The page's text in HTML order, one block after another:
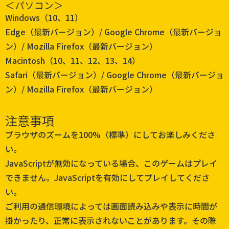
＜パソコン＞
Windows（10、11）
Edge（最新バージョン）/ Google Chrome（最新バージョ
ン）/ Mozilla Firefox（最新バージョン）
Macintosh（10、11、12、13、14）
Safari（最新バージョン）/ Google Chrome（最新バージョ
ン）/ Mozilla Firefox（最新バージョン）
注意事項
ブラウザのズームを100%（標準）にしてお楽しみくださ
い。
JavaScriptが無効になっている場合、このゲームはプレイ
できません。JavaScriptを有効にしてプレイしてくださ
い。
ご利用の通信環境によっては画面読み込みや表示に時間が
掛かったり、正常に表示されないことがあります。その際